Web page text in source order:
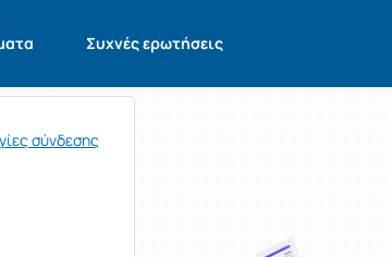
Συχνές ερωτήσεις
σύνδεσης